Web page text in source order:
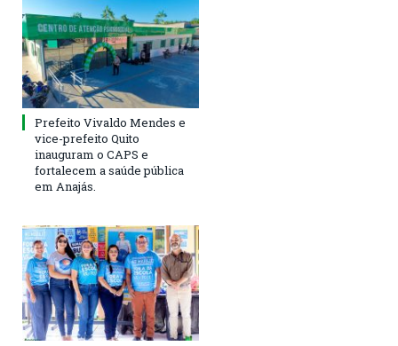
Prefeito Vivaldo Mendes e
vice-prefeito Quito
inauguram o CAPS e
fortalecem a saúde pública
em Anajás.